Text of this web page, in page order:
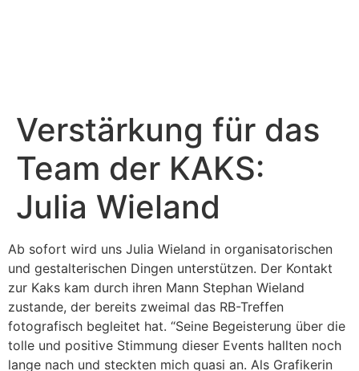
Verstärkung für das
Team der KAKS:
Julia Wieland
Ab sofort wird uns Julia Wieland in organisatorischen
und gestalterischen Dingen unterstützen. Der Kontakt
zur Kaks kam durch ihren Mann Stephan Wieland
zustande, der bereits zweimal das RB-Treffen
fotografisch begleitet hat. “Seine Begeisterung über die
tolle und positive Stimmung dieser Events hallten noch
lange nach und steckten mich quasi an. Als Grafikerin